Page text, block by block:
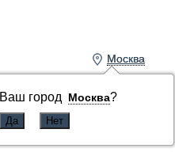
Москва
Ваш город Москва?
Москва
Ваш город Москва?